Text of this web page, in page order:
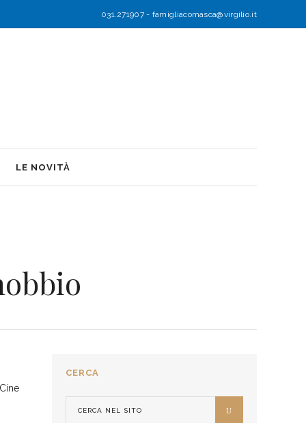
031.271907- famigliacomasca@virgilio.it
LE NOVITÀ
CERCA